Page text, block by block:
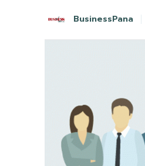
BusinessPana